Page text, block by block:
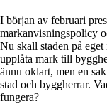
I början av februari
markanvisningspolicy
Nu skall staden på
upplåta mark till
ännu oklart, men en
stad och byggherrar.
fungera?